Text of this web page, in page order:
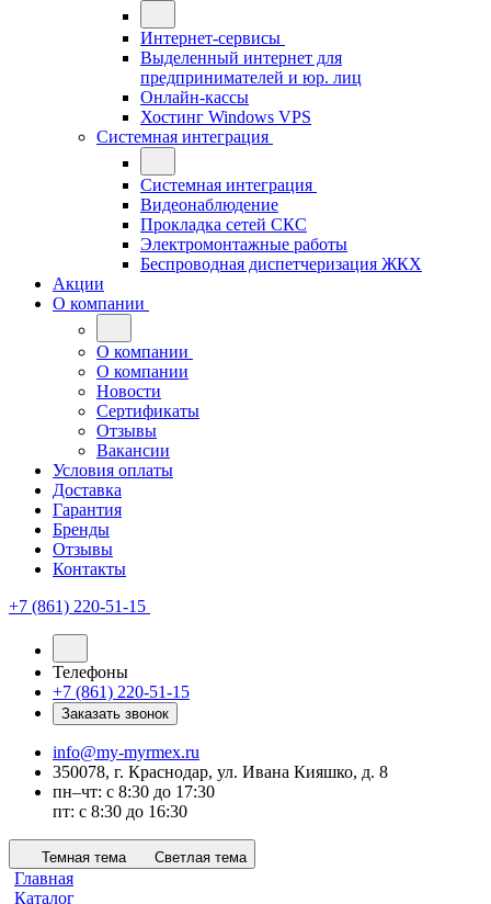
Интернет-сервисы
Выделенный интернет для
предпринимателей и юр. лиц
Онлайн-кассы
Хостинг Windows VPS
Системная интеграция
Системная интеграция
Видеонаблюдение
Прокладка сетей СКС
Электромонтажные работы
Беспроводная диспетчеризация ЖКХ
Акции
О компании
О компании
О компании
Новости
Сертификаты
Отзывы
Вакансии
Условия оплаты
Доставка
Гарантия
Бренды
Отзывы
Контакты
+7 (861) 220-51-15
Телефоны
+7 (861) 220-51-15
Заказать звонок
info@my-myrmex.ru
350078, г. Краснодар, ул. Ивана Кияшко, д. 8
пн–чт: с 8:30 до 17:30
пт: с 8:30 до 16:30
Темная тема Светлая тема
Главная
Каталог